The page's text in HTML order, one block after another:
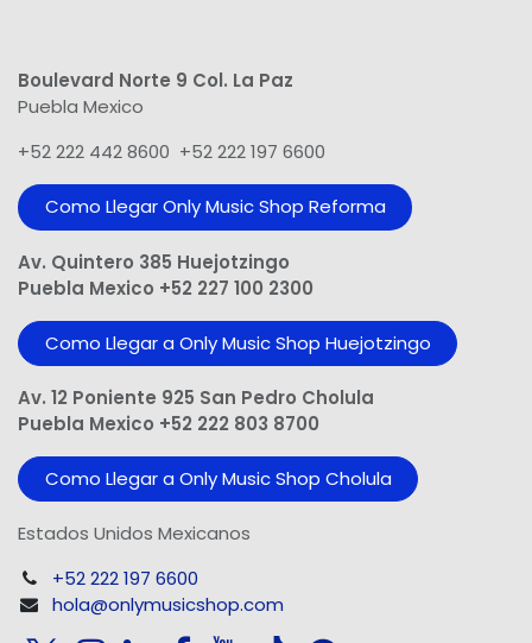
Boulevard Norte 9 Col. La Paz
Puebla Mexico
+52 222 442 8600 +52 222 197 6600
Como Llegar Only Music Shop​ Reforma
Av. Quintero 385 Huejotzingo
Puebla Mexico +52 227 100 2300
Como Llegar a Only Music Shop Huejotzingo
Av. 12 Poniente 925 San Pedro Cholula
Puebla Mexico +52 222 803 8700
Como Llegar a Only Music Shop Cholula
Estados Unidos Mexicanos
+52 222 197 6600
hola@onlymusicshop.com